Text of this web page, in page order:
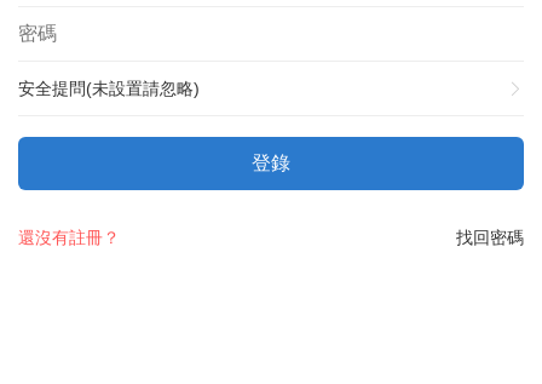
安全提問(未設置請忽略)
登錄
找回密碼
還沒有註冊？